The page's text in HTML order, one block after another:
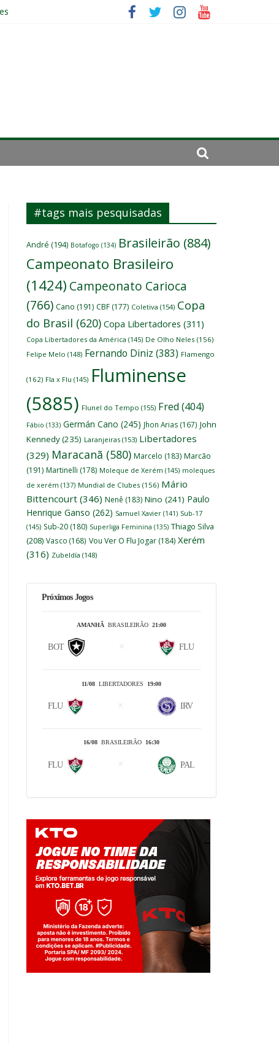
por cirurgia
#tags mais pesquisadas
André (194) Botafogo (134) Brasileirão (884)
Campeonato Brasileiro
(1424) Campeonato Carioca
(766) Cano (191) CBF (177) Coletiva (154) Copa
do Brasil (620) Copa Libertadores (311)
Copa Libertadores da América (145) De Olho Neles (156)
Felipe Melo (148) Fernando Diniz (383) Flamengo
(162) Fla x Flu (145) Fluminense
(5885) Flunel do Tempo (155) Fred (404)
Fábio (133) Germán Cano (245) Jhon Arias (167) John
Kennedy(235) Laranjeiras (153) Libertadores
(329) Maracanã (580) Marcelo (183) Marcão
(191) Martinelli (178) Moleque de Xerém (145) moleques
de xerém (137) Mundial de Clubes (156) Mário
Bittencourt (346) Nenê (183) Nino (241) Paulo
Henrique Ganso (262) Samuel Xavier (141) Sub-17
(145) Sub-20 (180) Superliga Feminina (135) Thiago Silva
(208) Vasco (168) Vou Ver O Flu Jogar (184) Xerém
(316) Zubeldía (148)
Próximos Jogos
AMANHÃ BRASILEIRÃO 21:00
BOT FLU
11/08 LIBERTADORES 19:00
FLU IRV
16/08 BRASILEIRÃO 16:30
FLU PAL
Jogue com responsabilidade. 18+